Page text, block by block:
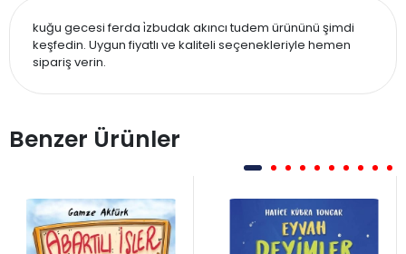
kuğu gecesi ferda i̇zbudak akıncı tudem ürününü şimdi
keşfedin. Uygun fiyatlı ve kaliteli seçenekleriyle hemen
sipariş verin.
Benzer Ürünler